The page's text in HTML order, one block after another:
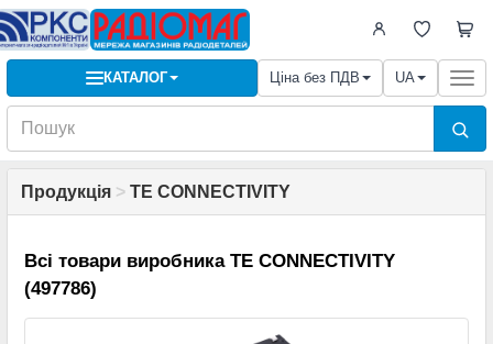
КАТАЛОГ Ціна без ПДВ UA
Продукція > TE CONNECTIVITY
Всі товари виробника TE CONNECTIVITY
(497786)